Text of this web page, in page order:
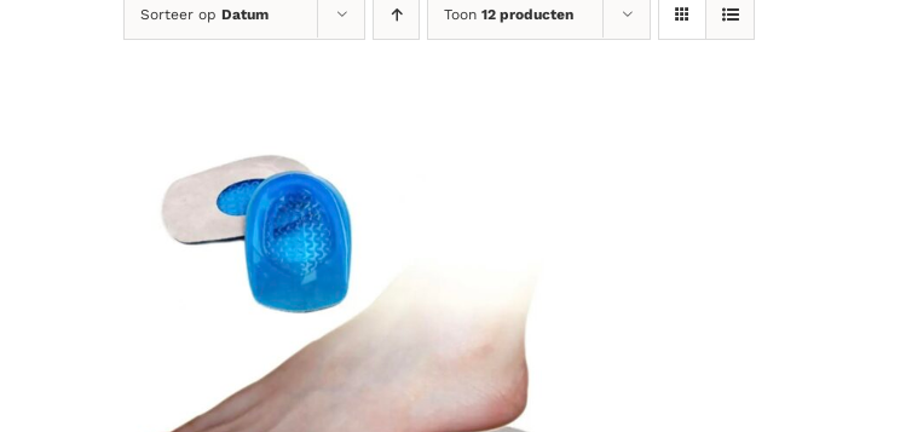
Sorteer op Datum Toon 12 producten